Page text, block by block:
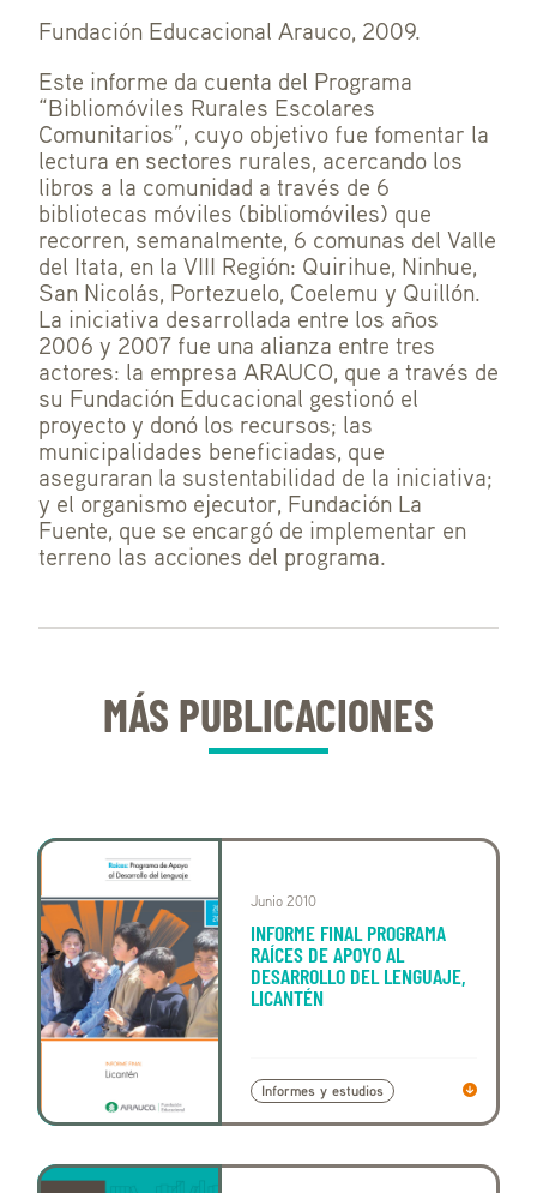
Fundación Educacional Arauco, 2009.
Este informe da cuenta del Programa
“Bibliomóviles Rurales Escolares
Comunitarios”, cuyo objetivo fue fomentar la
lectura en sectores rurales, acercando los
libros a la comunidad a través de 6
bibliotecas móviles (bibliomóviles) que
recorren, semanalmente, 6 comunas del Valle
del Itata, en la VIII Región: Quirihue, Ninhue,
San Nicolás, Portezuelo, Coelemu y Quillón.
La iniciativa desarrollada entre los años
2006 y 2007 fue una alianza entre tres
actores: la empresa ARAUCO, que a través de
su Fundación Educacional gestionó el
proyecto y donó los recursos; las
municipalidades beneficiadas, que
aseguraran la sustentabilidad de la iniciativa;
y el organismo ejecutor, Fundación La
Fuente, que se encargó de implementar en
terreno las acciones del programa.
MÁS PUBLICACIONES
Junio 2010
INFORME FINAL PROGRAMA
RAÍCES DE APOYO AL
DESARROLLO DEL LENGUAJE,
LICANTÉN
Informes y estudios